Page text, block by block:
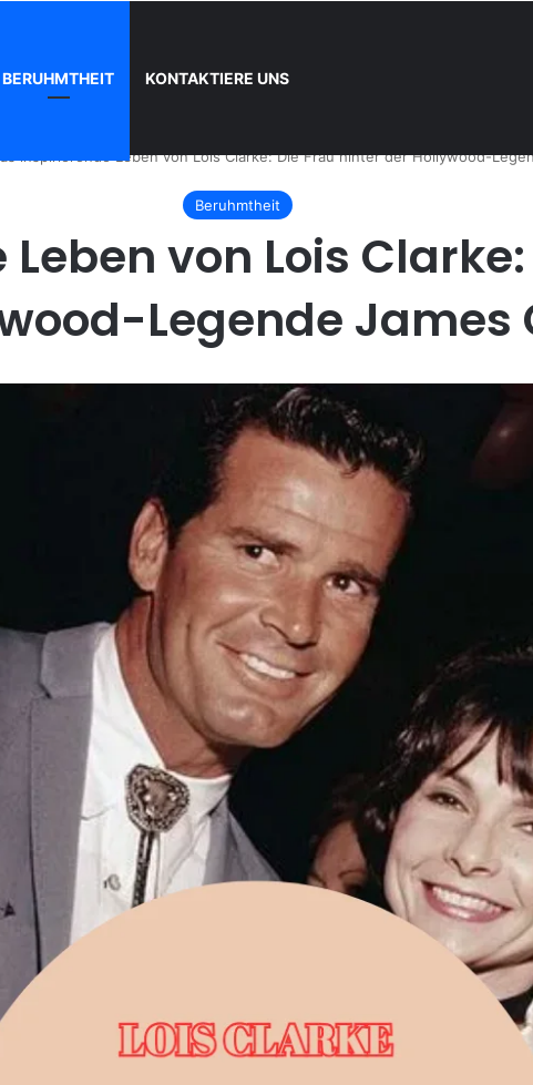
BERUHMTHEIT KONTAKTIERE UNS
wie registrieren
inspirierende Leben von Lois Clarke: Die Frau hinter der Hollywood-
Beruhmtheit
von Lois
Legende James